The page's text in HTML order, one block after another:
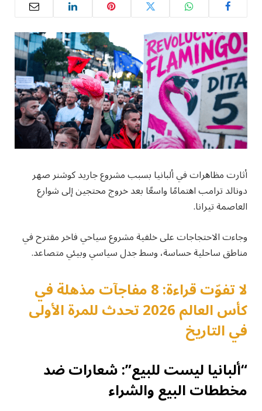
أثارت مظاهرات في ألبانيا بسبب مشروع جاريد كوشنر صهر
دونالد ترامب اهتمامًا واسعًا بعد خروج محتجين إلى شوارع
العاصمة تيرانا.
وجاءت الاحتجاجات على خلفية مشروع سياحي فاخر مقترح في
مناطق ساحلية حساسة، وسط جدل سياسي وبيئي متصاعد.
لا تفوّت قراءة: 8 مفاجآت مذهلة في
كأس العالم 2026 تحدث للمرة الأولى
في التاريخ
“ألبانيا ليست للبيع”: شعارات ضد
مخططات البيع والشراء